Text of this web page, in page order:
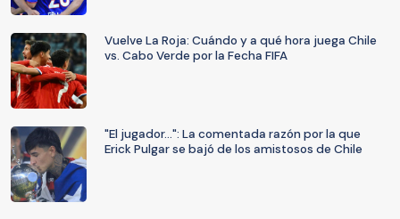
Vuelve La Roja: Cuándo y a qué hora juega Chile
vs. Cabo Verde por la Fecha FIFA
"El jugador...": La comentada razón por la que
Erick Pulgar se bajó de los amistosos de Chile